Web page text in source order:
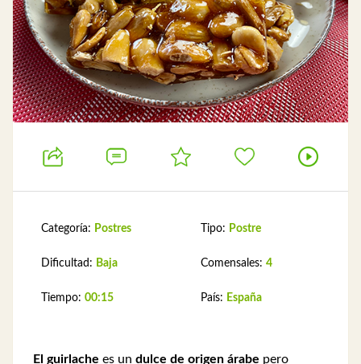
Categoría: Postres
Dificultad: Baja
Tiempo: 00:15
Tipo: Postre
Comensales: 4
País: España
El guirlache es un dulce de origen árabe pero